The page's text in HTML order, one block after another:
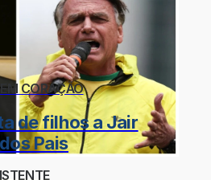
CORAÇÃO
de filhos a Jair
Pais